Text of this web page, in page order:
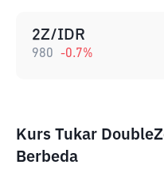
2Z/IDR
980 -0.7%
Kurs Tukar
Berbeda